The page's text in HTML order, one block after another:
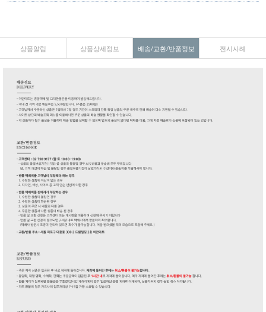
상품알림 상품상세정보 배송/교환/반품정보 전시사례